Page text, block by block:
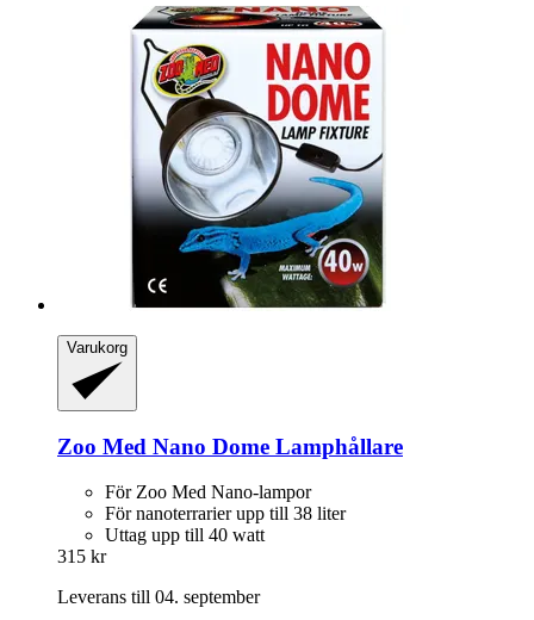
Varukorg
Zoo Med Nano Dome Lamphållare
För Zoo Med Nano-lampor
För nanoterrarier upp till 38 liter
Uttag upp till 40 watt
315 kr
Leverans till 04. september